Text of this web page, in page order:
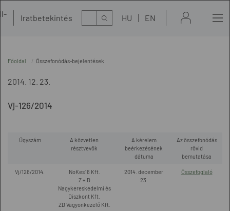
Iratbetekintés Kereső HU EN
Főoldal Összefonódás-bejelentések
2014. 12. 23.
Vj-126/2014
Ügyszám
A közvetlen
résztvevők
A kérelem
beérkezésének
dátuma
Az összefonódás
rövid
bemutatása
Vj/126/2014.
NoKes16 Kft.
Z + D
Nagykereskedelmi és
Diszkont Kft.
ZD Vagyonkezelő Kft.
2014. december
23.
Összefoglaló